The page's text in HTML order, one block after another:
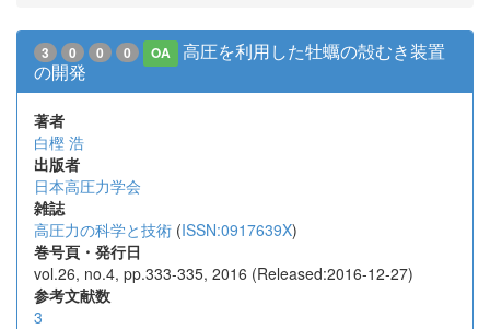
3 0 0 0 OA
高圧を利用した牡蠣の殻むき装置
の開発
著者
白樫 浩
出版者
日本高圧力学会
雑誌
高圧力の科学と技術 (ISSN:0917639X)
巻号頁・発行日
vol.26, no.4, pp.333-335, 2016 (Released:2016-12-27)
参考文献数
3